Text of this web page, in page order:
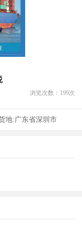
浏览次数： 199次
地:广东省深圳市